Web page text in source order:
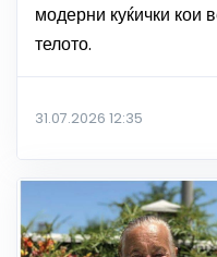
модерни куќички кои
телото.
31.07.2026 12:35